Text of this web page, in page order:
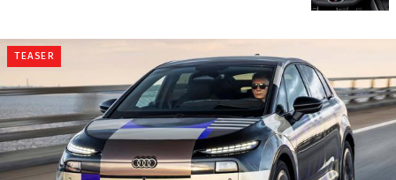
TEASER